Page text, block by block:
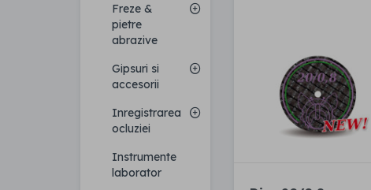
Freze &
pietre
abrazive
Gipsuri si
accesorii
Inregistrarea
ocluziei
Instrumente
laborator